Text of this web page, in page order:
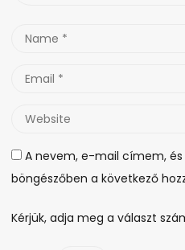
Name
Email
Website
A nevem, e-mail címem,
böngészőben a következő
Kérjük, adja meg a választ